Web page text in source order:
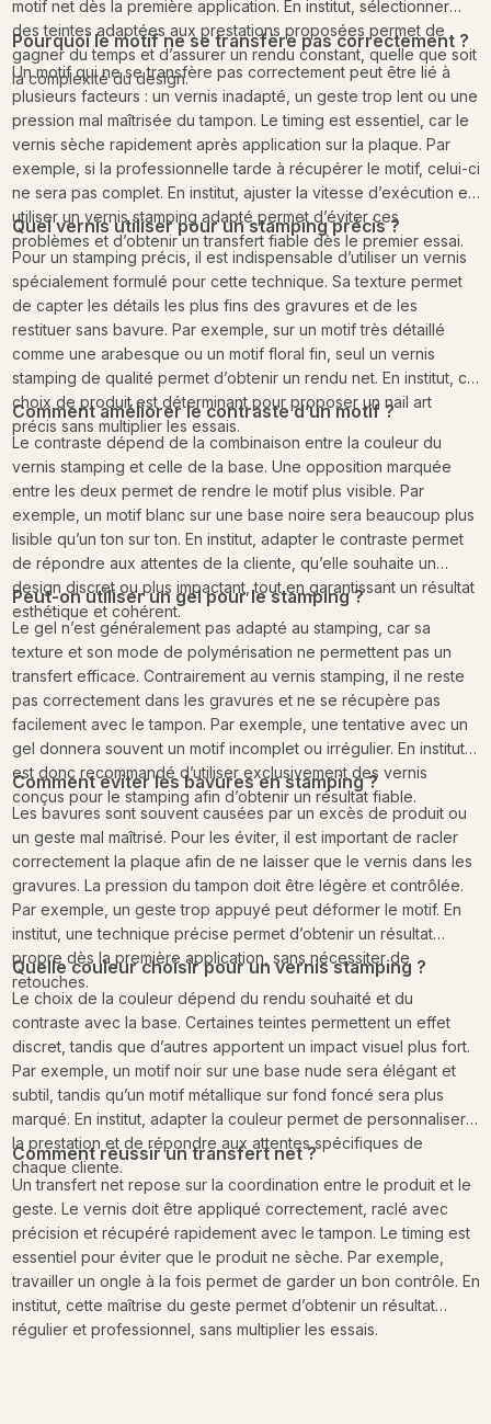
motif net dès la première application. En institut, sélectionner
des teintes adaptées aux prestations proposées permet de
gagner du temps et d’assurer un rendu constant, quelle que soit
la complexité du design.
Pourquoi le motif ne se transfère pas correctement ?
Un motif qui ne se transfère pas correctement peut être lié à
plusieurs facteurs : un vernis inadapté, un geste trop lent ou une
pression mal maîtrisée du tampon. Le timing est essentiel, car le
vernis sèche rapidement après application sur la plaque. Par
exemple, si la professionnelle tarde à récupérer le motif, celui-ci
ne sera pas complet. En institut, ajuster la vitesse d’exécution et
utiliser un vernis stamping adapté permet d’éviter ces
problèmes et d’obtenir un transfert fiable dès le premier essai.
Quel vernis utiliser pour un stamping précis ?
Pour un stamping précis, il est indispensable d’utiliser un vernis
spécialement formulé pour cette technique. Sa texture permet
de capter les détails les plus fins des gravures et de les
restituer sans bavure. Par exemple, sur un motif très détaillé
comme une arabesque ou un motif floral fin, seul un vernis
stamping de qualité permet d’obtenir un rendu net. En institut, ce
choix de produit est déterminant pour proposer un nail art
précis sans multiplier les essais.
Comment améliorer le contraste d’un motif ?
Le contraste dépend de la combinaison entre la couleur du
vernis stamping et celle de la base. Une opposition marquée
entre les deux permet de rendre le motif plus visible. Par
exemple, un motif blanc sur une base noire sera beaucoup plus
lisible qu’un ton sur ton. En institut, adapter le contraste permet
de répondre aux attentes de la cliente, qu’elle souhaite un
design discret ou plus impactant, tout en garantissant un résultat
esthétique et cohérent.
Peut-on utiliser un gel pour le stamping ?
Le gel n’est généralement pas adapté au stamping, car sa
texture et son mode de polymérisation ne permettent pas un
transfert efficace. Contrairement au vernis stamping, il ne reste
pas correctement dans les gravures et ne se récupère pas
facilement avec le tampon. Par exemple, une tentative avec un
gel donnera souvent un motif incomplet ou irrégulier. En institut, il
est donc recommandé d’utiliser exclusivement des vernis
conçus pour le stamping afin d’obtenir un résultat fiable.
Comment éviter les bavures en stamping ?
Les bavures sont souvent causées par un excès de produit ou
un geste mal maîtrisé. Pour les éviter, il est important de racler
correctement la plaque afin de ne laisser que le vernis dans les
gravures. La pression du tampon doit être légère et contrôlée.
Par exemple, un geste trop appuyé peut déformer le motif. En
institut, une technique précise permet d’obtenir un résultat
propre dès la première application, sans nécessiter de
retouches.
Quelle couleur choisir pour un vernis stamping ?
Le choix de la couleur dépend du rendu souhaité et du
contraste avec la base. Certaines teintes permettent un effet
discret, tandis que d’autres apportent un impact visuel plus fort.
Par exemple, un motif noir sur une base nude sera élégant et
subtil, tandis qu’un motif métallique sur fond foncé sera plus
marqué. En institut, adapter la couleur permet de personnaliser
la prestation et de répondre aux attentes spécifiques de
chaque cliente.
Comment réussir un transfert net ?
Un transfert net repose sur la coordination entre le produit et le
geste. Le vernis doit être appliqué correctement, raclé avec
précision et récupéré rapidement avec le tampon. Le timing est
essentiel pour éviter que le produit ne sèche. Par exemple,
travailler un ongle à la fois permet de garder un bon contrôle. En
institut, cette maîtrise du geste permet d’obtenir un résultat
régulier et professionnel, sans multiplier les essais.